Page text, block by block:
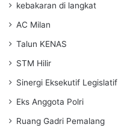
kebakaran di langkat
AC Milan
Talun KENAS
STM Hilir
Sinergi Eksekutif Legislatif
Eks Anggota Polri
Ruang Gadri Pemalang